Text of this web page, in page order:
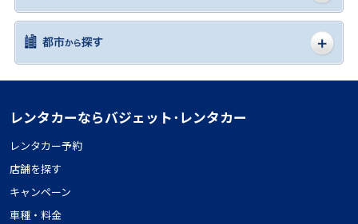
レンタカーならバジェット･レンタカー
レンタカー予約
店舗を探す
キャンペーン
車種・料金